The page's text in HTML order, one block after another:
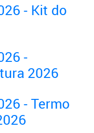
- Kit do
-
2026
- Termo